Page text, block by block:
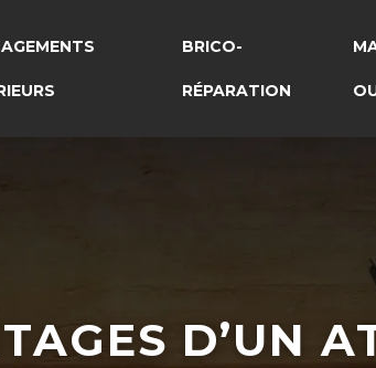
BRICO-
RÉPARATION
D’UN